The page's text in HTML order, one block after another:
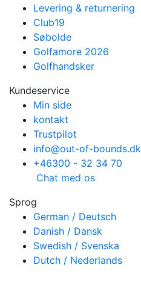
Levering & returnering
Club19
Søbolde
Golfamore 2026
Golfhandsker
Kundeservice
Min side
kontakt
Trustpilot
info@out-of-bounds.dk
+46300 - 32 34 70
Chat med os
Sprog
German / Deutsch
Danish / Dansk
Swedish / Svenska
Dutch / Nederlands